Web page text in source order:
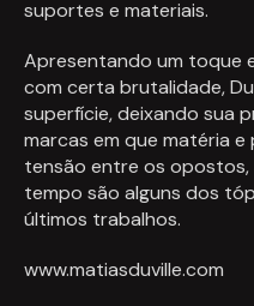
suportes e materiais.
Apresentando um toque
com certa brutalidade,
superfície, deixando sua
marcas em que matéria e
tensão entre os
tempo são alguns dos
últimos trabalhos.
www.matiasduville.com